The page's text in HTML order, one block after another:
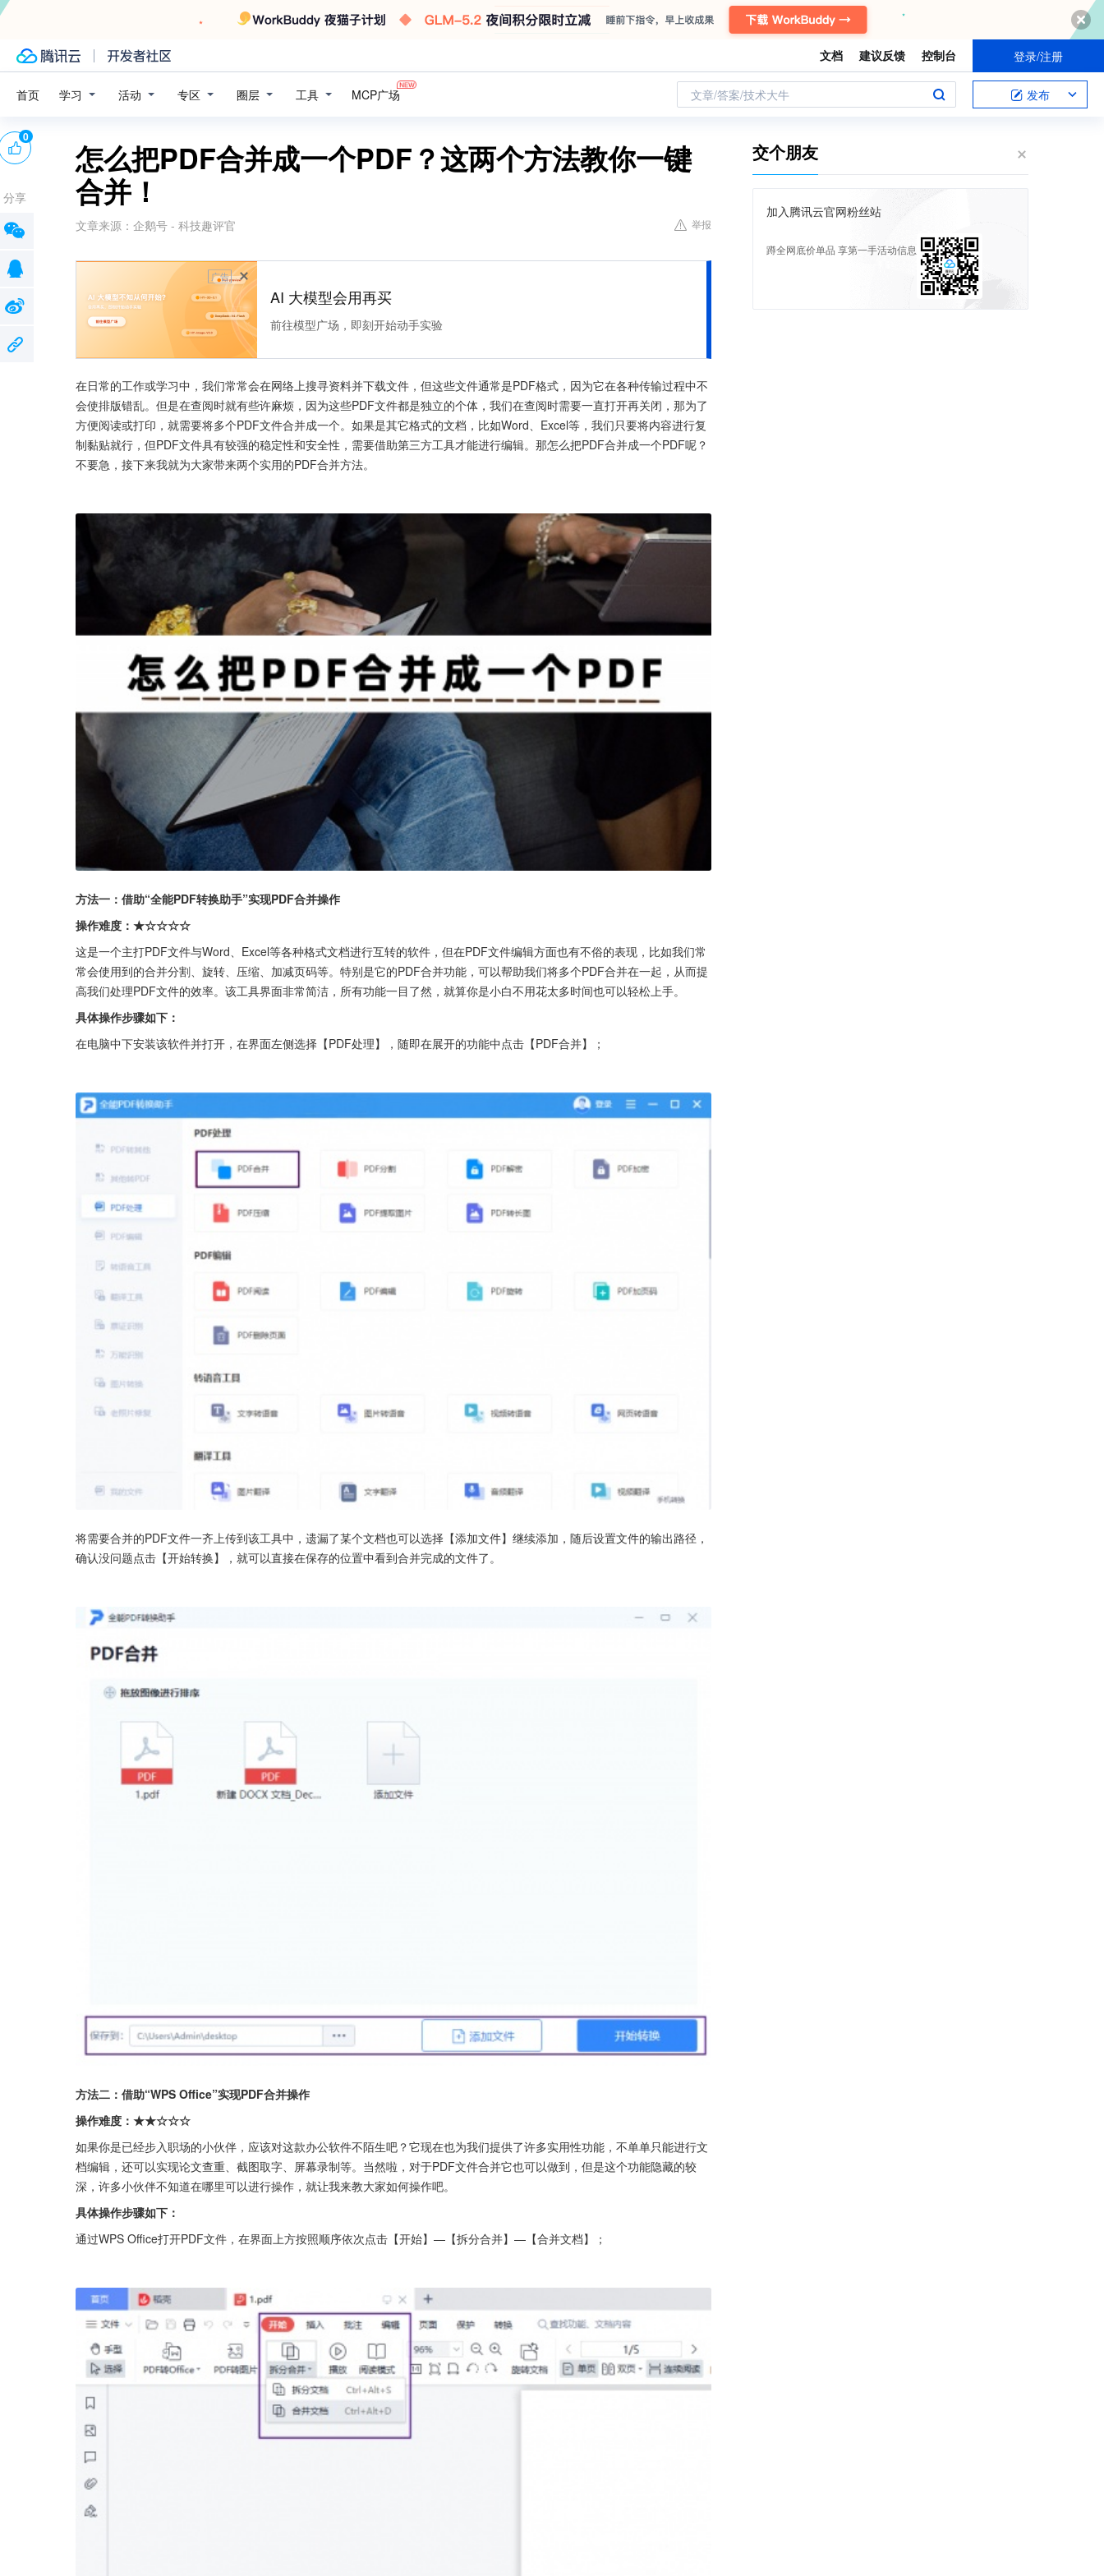
文档 建议反馈 控制台 登录/注册
首页 学习 活动 专区 圈层 工具 MCP广场 文章/答案/技术大牛 发布
怎么把PDF合并成一个PDF？这两个方法教你一键
合并！
文章来源： 企鹅号 - 科技趣评官 举报
广告
AI 大模型会用再买
前往模型广场，即刻开始动手实验
在日常的工作或学习中，我们常常会在网络上搜寻资料并下载文件，但这些文件通常是PDF格式，因为它在各种传输过程中不
会使排版错乱。但是在查阅时就有些许麻烦，因为这些PDF文件都是独立的个体，我们在查阅时需要一直打开再关闭，那为了
方便阅读或打印，就需要将多个PDF文件合并成一个。如果是其它格式的文档，比如Word、Excel等，我们只要将内容进行复
制黏贴就行，但PDF文件具有较强的稳定性和安全性，需要借助第三方工具才能进行编辑。那怎么把PDF合并成一个PDF呢？
不要急，接下来我就为大家带来两个实用的PDF合并方法。
方法一：借助“全能PDF转换助手”实现PDF合并操作
操作难度：★☆☆☆☆
这是一个主打PDF文件与Word、Excel等各种格式文档进行互转的软件，但在PDF文件编辑方面也有不俗的表现，比如我们常
常会使用到的合并分割、旋转、压缩、加减页码等。特别是它的PDF合并功能，可以帮助我们将多个PDF合并在一起，从而提
高我们处理PDF文件的效率。该工具界面非常简洁，所有功能一目了然，就算你是小白不用花太多时间也可以轻松上手。
具体操作步骤如下：
在电脑中下安装该软件并打开，在界面左侧选择【PDF处理】，随即在展开的功能中点击【PDF合并】；
将需要合并的PDF文件一齐上传到该工具中，遗漏了某个文档也可以选择【添加文件】继续添加，随后设置文件的输出路径，
确认没问题点击【开始转换】，就可以直接在保存的位置中看到合并完成的文件了。
方法二：借助“WPS Office”实现PDF合并操作
操作难度：★★☆☆☆
如果你是已经步入职场的小伙伴，应该对这款办公软件不陌生吧？它现在也为我们提供了许多实用性功能，不单单只能进行文
档编辑，还可以实现论文查重、截图取字、屏幕录制等。当然啦，对于PDF文件合并它也可以做到，但是这个功能隐藏的较
深，许多小伙伴不知道在哪里可以进行操作，就让我来教大家如何操作吧。
具体操作步骤如下：
通过WPS Office打开PDF文件，在界面上方按照顺序依次点击【开始】—【拆分合并】—【合并文档】；
0
分享
交个朋友
加入腾讯云官网粉丝站
蹲全网底价单品 享第一手活动信息